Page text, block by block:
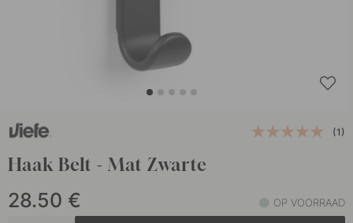
(1)
Haak Belt - Mat Zwarte
28.50 € OP VOORRAAD